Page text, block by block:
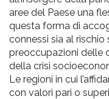
aree del Paese una
questa forma di
connessi sia al rischio
preoccupazioni delle
della crisi
Le regioni in cui
con valori pari o